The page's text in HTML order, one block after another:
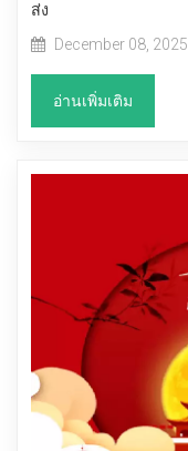
ส่ง
December 08, 2025
อ่านเพิ่มเติม